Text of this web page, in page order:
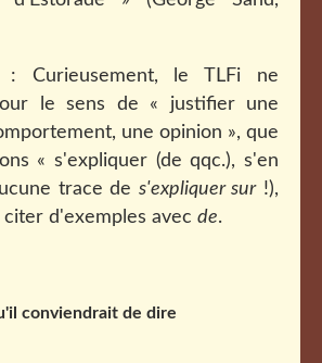
Curieusement, le TLFi ne
le sens de « justifier une
une opinion », que
« s'expliquer (de qqc.), s'en
trace de s'expliquer sur!),
d'exemples avec de.
conviendrait de dire